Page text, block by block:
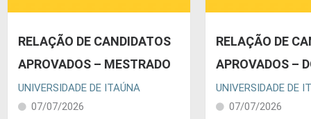
RELAÇÃO DE CANDIDATOS
APROVADOS – MESTRADO
UNIVERSIDADE DE ITAÚNA
07/07/2026
RELAÇÃO DE
APROVADOS –
UNIVERSIDADE DE
07/07/2026